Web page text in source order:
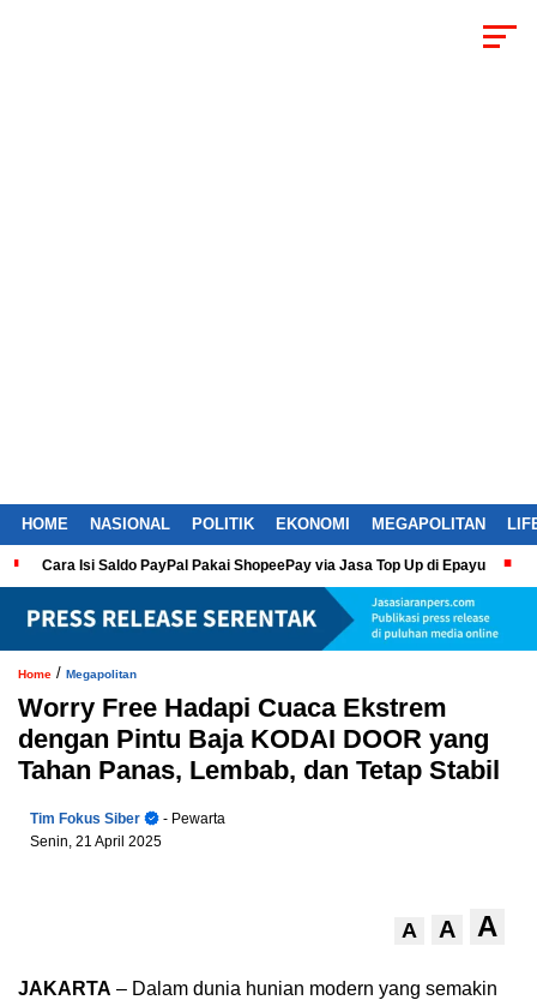
HOME NASIONAL POLITIK EKONOMI MEGAPOLITAN
Cara Isi Saldo PayPal Pakai ShopeePay via Jasa Top Up di Epayu
Home / Megapolitan
Worry Free Hadapi Cuaca Ekstrem
dengan Pintu Baja KODAI DOOR yang
Tahan Panas, Lembab, dan Tetap Stabil
Tim Fokus Siber
- Pewarta
Senin, 21 April 2025
A A A
JAKARTA – Dalam dunia hunian modern yang semakin